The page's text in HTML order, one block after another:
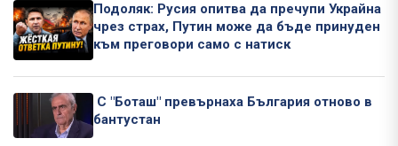
Подоляк: Русия опитва да пречупи Украйна
чрез страх, Путин може да бъде принуден
към преговори само с натиск
С "Боташ" превърнаха България отново в
бантустан